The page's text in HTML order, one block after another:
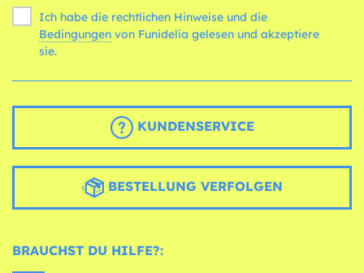
Ich habe die rechtlichen Hinweise und die
Bedingungen
sie.
KUNDENSERVICE
BESTELLUNG VERFOLGEN
BRAUCHST DU HILFE?: